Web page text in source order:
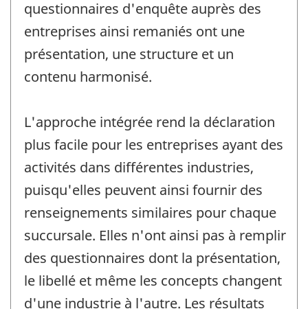
questionnaires d'enquête auprès des
entreprises ainsi remaniés ont une
présentation, une structure et un
contenu harmonisé.
L'approche intégrée rend la déclaration
plus facile pour les entreprises ayant des
activités dans différentes industries,
puisqu'elles peuvent ainsi fournir des
renseignements similaires pour chaque
succursale. Elles n'ont ainsi pas à remplir
des questionnaires dont la présentation,
le libellé et même les concepts changent
d'une industrie à l'autre. Les résultats